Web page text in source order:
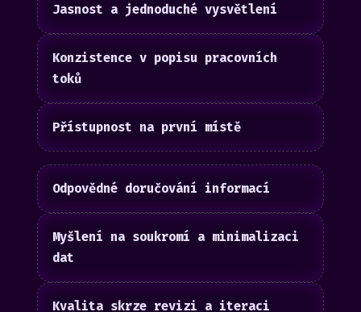
Jasnost a jednoduché vysvětlení
Konzistence v popisu pracovních
toků
Přístupnost na první místě
Odpovědné doručování informací
Myšlení na soukromí a minimalizaci
dat
Kvalita skrze revizi a iteraci